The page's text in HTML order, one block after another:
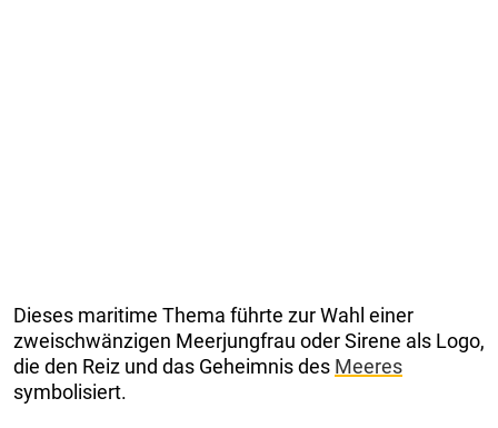
Dieses maritime Thema führte zur Wahl einer
zweischwänzigen Meerjungfrau oder Sirene als Logo,
die den Reiz und das Geheimnis des Meeres
symbolisiert.